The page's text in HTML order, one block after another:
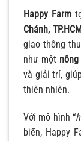
Happy Farm
Chánh, TP.HCM
giao thông
như một
và giải trí,
thiên nhiên.
Với mô hình “
biến, Happy